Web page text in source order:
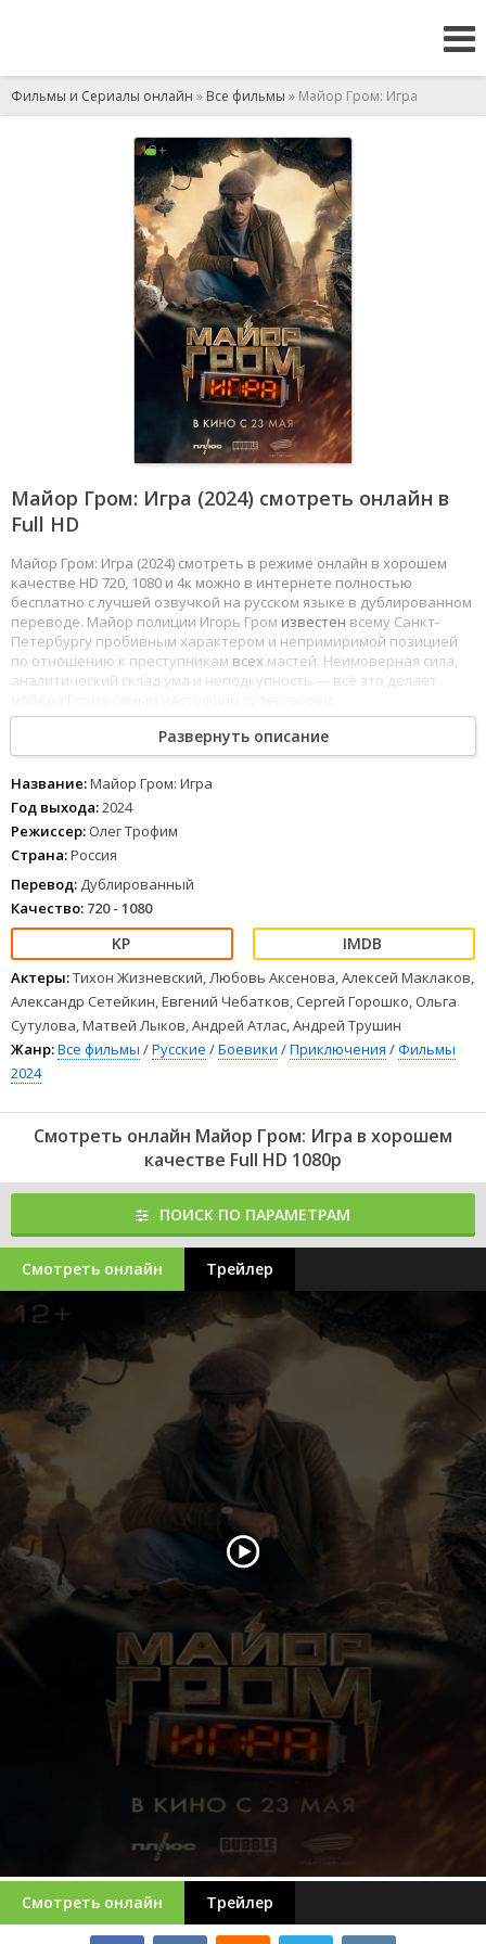
Фильмы и Сериалы онлайн » Все фильмы » Майор Гром: Игра
Майор Гром: Игра (2024) смотреть онлайн в
Full HD
Майор Гром: Игра (2024) смотреть в режиме онлайн в хорошем
качестве HD 720, 1080 и 4к можно в интернете полностью
бесплатно с лучшей озвучкой на русском языке в дублированном
переводе. Майор полиции Игорь Гром известен всему Санкт-
Петербургу пробивным характером и непримиримой позицией
по отношению к преступникам всех мастей. Неимоверная сила,
аналитический склад ума и неподкупность — всё это делает
12345 678
Развернуть описание
Название:Майор Гром: Игра
Год выхода:2024
Режиссер: Олег Трофим
Страна:Россия
Перевод: Дублированный
Качество: 720 - 1080
Актеры:Тихон Жизневский, Любовь Аксенова, Алексей Маклаков,
Александр Сетейкин, Евгений Чебатков, Сергей Горошко, Ольга
Сутулова, Матвей Лыков, Андрей Атлас, Андрей Трушин
Жанр:Все фильмы /Русские /Боевики /Приключения /Фильмы
2024
Смотреть онлайн Майор Гром: Игра в хорошем
качестве Full HD 1080p
ПОИСК ПО ПАРАМЕТРАМ
Смотреть онлайн Трейлер
Смотреть онлайн Трейлер